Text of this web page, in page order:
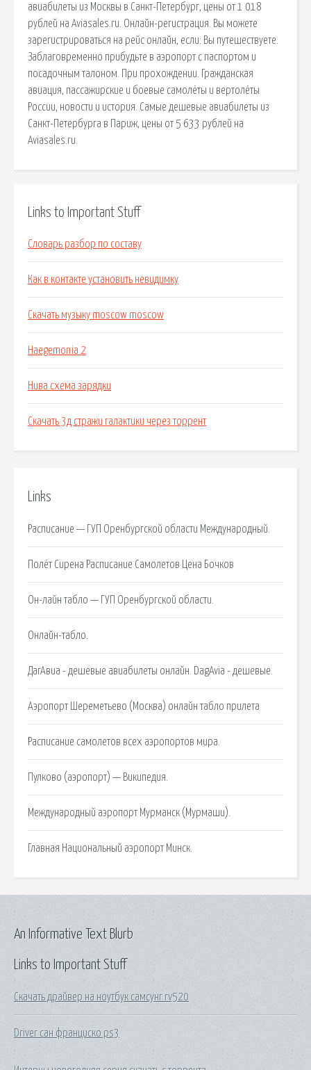
авиабилеты из Москвы в Санкт-Петербург, цены от 1 018
рублей на Aviasales.ru. Онлайн-регистрация. Вы можете
зарегистрироваться на рейс онлайн, если: Вы путешествуете.
Заблаговременно прибудьте в аэропорт с паспортом и
посадочным талоном. При прохождении. Гражданская
авиация, пассажирские и боевые самолёты и вертолёты
России, новости и история. Самые дешевые авиабилеты из
Санкт-Петербурга в Париж, цены от 5 633 рублей на
Aviasales.ru.
Links to Important Stuff
Словарь разбор по составу
Как в контакте установить невидимку
Скачать музыку moscow moscow
Haegemonia 2
Нива схема зарядки
Скачать 3д стражи галактики через торрент
Links
Расписание — ГУП Оренбургской области Международный.
Полёт Сирена Расписание Самолетов Цена Бочков
Он-лайн табло — ГУП Оренбургской области.
Онлайн-табло.
ДагАвиа - дешевые авиабилеты онлайн. DagAvia - дешевые.
Аэропорт Шереметьево (Москва) онлайн табло прилета
Расписание самолетов всех аэропортов мира.
Пулково (аэропорт) — Википедия.
Международный аэропорт Мурманск (Мурмаши).
Главная Национальный аэропорт Минск.
Links to Important Stuff
Скачать драйвер на ноутбук самсунг rv520
Driver сан франциско ps3
An Informative Text Blurb